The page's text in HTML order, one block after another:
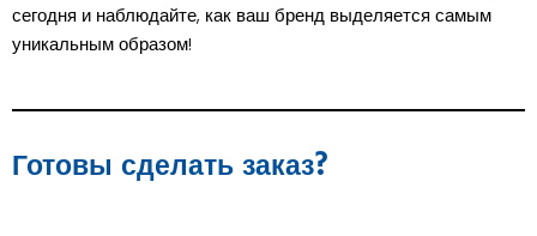
сегодня и наблюдайте, как ваш бренд выделяется самым
уникальным образом!
Готовы сделать заказ?